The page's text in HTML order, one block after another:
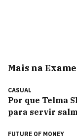
Mais na Exame
CASUAL
Por que Telma
para servir
FUTURE OF MONEY